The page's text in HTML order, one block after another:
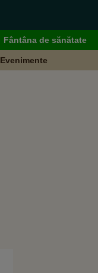
Fântâna de sănătate
Evenimente